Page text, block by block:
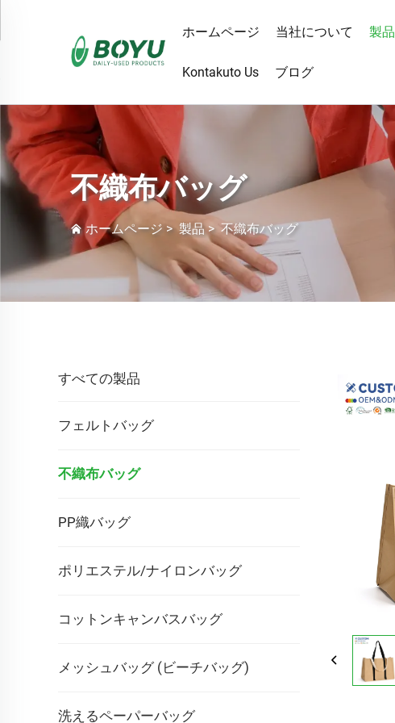
ホームページ 当社について 製品
Kontakuto Us ブログ
不織布バッグ
ホームページ > 製品> 不織布バッグ
すべての製品
フェルトバッグ
不織布バッグ
PP織バッグ
ポリエステル/ナイロンバッグ
コットンキャンバスバッグ
メッシュバッグ (ビーチバッグ)
洗えるペーパーバッグ